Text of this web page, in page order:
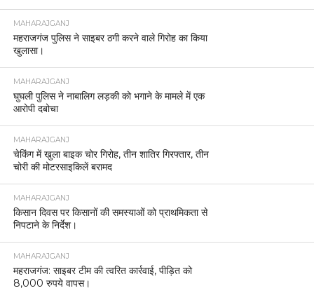
MAHARAJGANJ
महराजगंज पुलिस ने साइबर ठगी करने वाले गिरोह का किया
खुलासा।
MAHARAJGANJ
घुघली पुलिस ने नाबालिग लड़की को भगाने के मामले में एक
आरोपी दबोचा
MAHARAJGANJ
चेकिंग में खुला बाइक चोर गिरोह, तीन शातिर गिरफ्तार, तीन
चोरी की मोटरसाइकिलें बरामद
MAHARAJGANJ
किसान दिवस पर किसानों की समस्याओं को प्राथमिकता से
निपटाने के निर्देश।
MAHARAJGANJ
महराजगंज: साइबर टीम की त्वरित कार्रवाई, पीड़ित को
8,000 रुपये वापस।